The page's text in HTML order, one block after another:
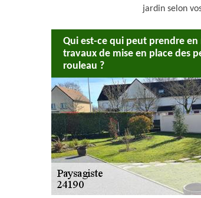
jardin selon
Qui est-ce qui peut prendre en
travaux de mise en place des
rouleau ?